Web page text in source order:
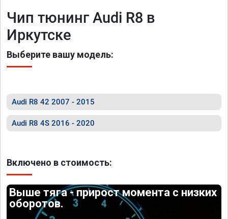
Чип тюнинг Audi R8 в
Иркутске
Выберите вашу модель:
Audi R8 42 2007 - 2015
Audi R8 4S 2016 - 2020
Включено в стоимость:
Выше тяга - прирост момента с низких
оборотов.